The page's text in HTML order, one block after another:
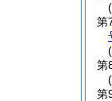
第
第
第